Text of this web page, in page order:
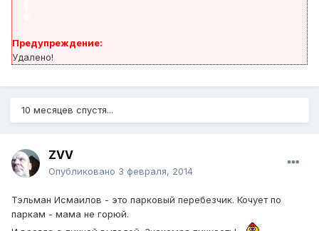
Предупреждение:
Удалено!
10 месяцев спустя...
ZVV
Опубликовано 3 февраля, 2014
Тэльман Исмаилов - это парковый перебезчик. Кочует по
паркам - мама не горюй.